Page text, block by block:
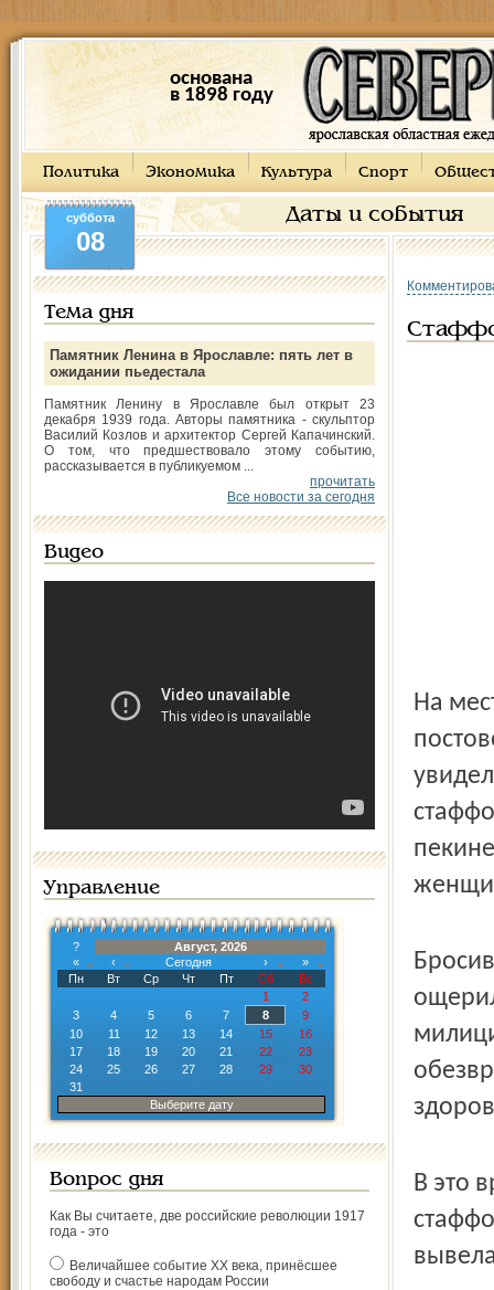
основана
в 1898 году
Политика Экономика Культура Спорт
Даты и события
суббота
08
Тема дня
Памятник Ленина в Ярославле: пять лет в
ожидании пьедестала
Памятник Ленину в Ярославле был открыт 23
декабря 1939 года. Авторы памятника - скульптор
Василий Козлов и архитектор Сергей Капачинский.
О том, что предшествовало этому событию,
рассказывается в публикуемом ...
прочитать
Все новости за сегодня
Видео
Управление
?
Август, 2026
«
‹ Сегодня ›
»
Пн
Вт Ср Чт Пт Сб
Вс
1
2
3
4 5 6 7 8
9
10
11 12 13 14 15
16
17
18 19 20 21 22
23
24
25 26 27 28 29
30
31
Выберите дату
Вопрос дня
Как Вы считаете, две российские революции 1917
года - это
Величайшее событие ХХ века, принёсшее
свободу и счастье народам России
На
В это